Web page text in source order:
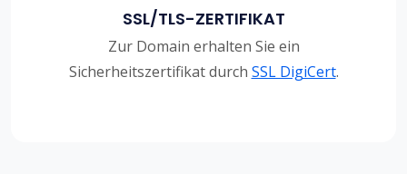
SSL/TLS-ZERTIFIKAT
Zur Domain erhalten Sie ein
Sicherheitszertifikat durch SSL DigiCert.